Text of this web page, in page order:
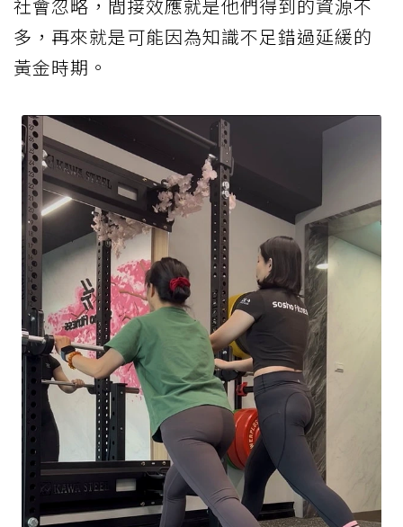
社會忽略，間接效應就是他們得到的資源不
多，再來就是可能因為知識不足錯過延緩的
黃金時期。